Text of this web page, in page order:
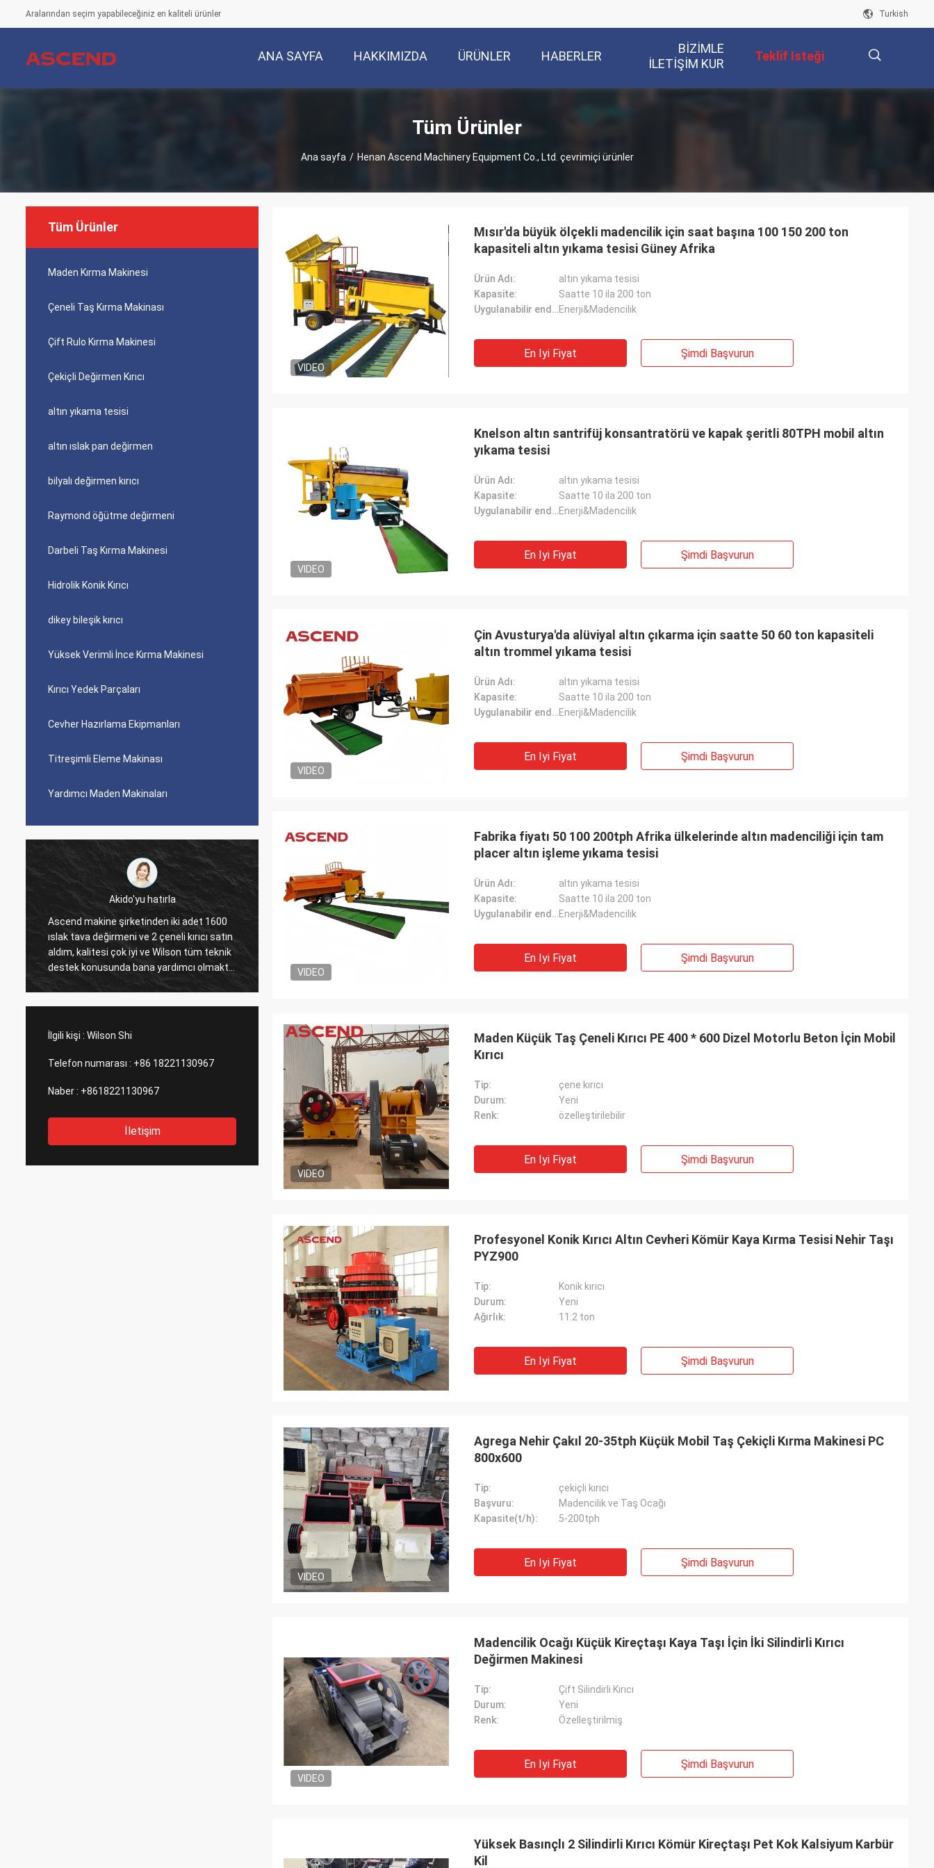
Aralarından seçim yapabileceğiniz en kaliteli ürünler Turkish
ANA SAYFA HAKKIMIZDA ÜRÜNLER HABERLER
BIZIMLE
ILETIŞIM KUR
Teklif Isteği
Tüm Ürünler
Ana sayfa / Henan Ascend Machinery Equipment Co., Ltd. çevrimiçi ürünler
Tüm Ürünler
Maden Kırma Makinesi
Çeneli Taş Kırma Makinası
Çift Rulo Kırma Makinesi
Çekiçli Değirmen Kırıcı
altın yıkama tesisi
altın ıslak pan değirmen
bilyalı değirmen kırıcı
Raymond öğütme değirmeni
Darbeli Taş Kırma Makinesi
Hidrolik Konik Kırıcı
dikey bileşik kırıcı
Yüksek Verimli İnce Kırma Makinesi
Kırıcı Yedek Parçaları
Cevher Hazırlama Ekipmanları
Titreşimli Eleme Makinası
Yardımcı Maden Makinaları
Akido'yu hatırla
Ascend makine şirketinden iki adet 1600
ıslak tava değirmeni ve 2 çeneli kırıcı satın
aldım, kalitesi çok iyi ve Wilson tüm teknik
destek konusunda bana yardımcı olmakta
çok yardımcı oluyor.
Jose Anthony
Ascend şirketi, altın cevheri hazırlama
tesisini satın aldıktan sonra bana iyi bir
için önemli, ikinci tesisi almayı düşünecek
Mark Joe
mükemmel fiyat ve kolay nakliye.
İlgili kişi : Wilson Shi
Telefon numarası : +86 18221130967
Naber : +8618221130967
İletişim
VIDEO
Mısır'da büyük ölçekli madencilik için saat başına 100 150 200 ton
kapasiteli altın yıkama tesisi Güney Afrika
Ürün Adı:
altın yıkama tesisi
Kapasite:
Saatte 10 ila 200 ton
Uygulanabilir endüstri:Enerji&Madencilik
En Iyi Fiyat Şimdi Başvurun
VIDEO
Knelson altın santrifüj konsantratörü ve kapak şeritli 80TPH mobil altın
yıkama tesisi
Ürün Adı:
altın yıkama tesisi
Kapasite:
Saatte 10 ila 200 ton
Uygulanabilir endüstri:Enerji&Madencilik
En Iyi Fiyat Şimdi Başvurun
VIDEO
Çin Avusturya'da alüviyal altın çıkarma için saatte 50 60 ton kapasiteli
altın trommel yıkama tesisi
Ürün Adı:
altın yıkama tesisi
Kapasite:
Saatte 10 ila 200 ton
Uygulanabilir endüstri:Enerji&Madencilik
En Iyi Fiyat Şimdi Başvurun
VIDEO
Fabrika fiyatı 50 100 200tph Afrika ülkelerinde altın madenciliği için tam
placer altın işleme yıkama tesisi
Ürün Adı:
altın yıkama tesisi
Kapasite:
Saatte 10 ila 200 ton
Uygulanabilir endüstri:Enerji&Madencilik
En Iyi Fiyat Şimdi Başvurun
VIDEO
Maden Küçük Taş Çeneli Kırıcı PE 400 * 600 Dizel Motorlu Beton İçin Mobil
Kırıcı
Tip:
çene kırıcı
Durum:
Yeni
Renk:
özelleştirilebilir
En Iyi Fiyat Şimdi Başvurun
Profesyonel Konik Kırıcı Altın Cevheri Kömür Kaya Kırma Tesisi Nehir Taşı
PYZ900
Tip:
Konik kırıcı
Durum:
Yeni
Ağırlık:
11.2 ton
En Iyi Fiyat Şimdi Başvurun
VIDEO
Agrega Nehir Çakıl 20-35tph Küçük Mobil Taş Çekiçli Kırma Makinesi PC
800x600
Tip:
çekiçli kırıcı
Başvuru:
Madencilik ve Taş Ocağı
Kapasite(t/h):
5-200tph
En Iyi Fiyat Şimdi Başvurun
VIDEO
Madencilik Ocağı Küçük Kireçtaşı Kaya Taşı İçin İki Silindirli Kırıcı
Değirmen Makinesi
Tip:
Çift Silindirli Kırıcı
Durum:
Yeni
Renk:
Özelleştirilmiş
En Iyi Fiyat Şimdi Başvurun
Yüksek Basınçlı 2 Silindirli Kırıcı Kömür Kireçtaşı Pet Kok Kalsiyum Karbür
Kil